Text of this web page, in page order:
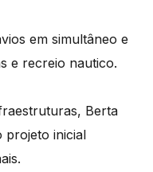
em simultâneo e
e recreio nautico.
Berta
projeto inicial